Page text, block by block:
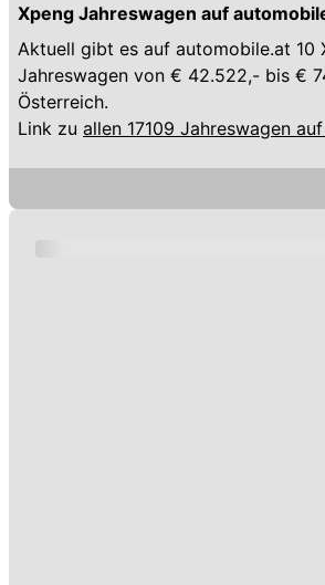
Xpeng Jahreswagen auf
Aktuell gibt es auf automobile.at 10
Jahreswagen von € 42.522,- bis €
Österreich.
Link zu allen 17109 Jahreswagen